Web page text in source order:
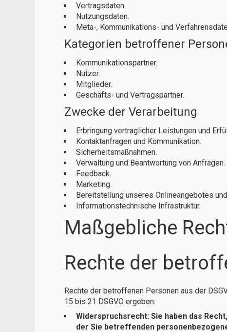
Vertragsdaten.
Nutzungsdaten.
Meta-, Kommunikations- und
Kategorien betroffener
Kommunikationspartner.
Nutzer.
Mitglieder.
Geschäfts- und Vertragspartner.
Zwecke der Verarbeitung
Erbringung vertraglicher Leistungen und
Kontaktanfragen und Kommunikation.
Sicherheitsmaßnahmen.
Verwaltung und Beantwortung von Anfragen.
Feedback.
Marketing.
Bereitstellung unseres Onlineangebotes
Informationstechnische Infrastruktur.
Maßgebliche
Rechte der
Rechte der betroffenen Personen aus der
15 bis 21 DSGVO ergeben:
Widerspruchsrecht: Sie haben das
der Sie betreffenden